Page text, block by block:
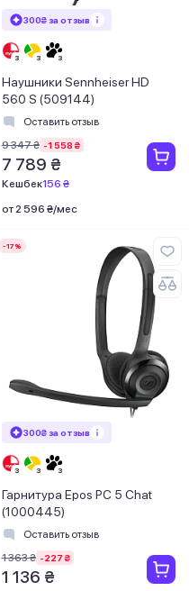
300₴ за отзыв
Наушники Sennheiser HD
560 S (509144)
Оставить отзыв
9 347 ₴ -1 558 ₴
7 789 ₴
Кешбек156 ₴
от 2 596 ₴/мес
-17%
300₴ за отзыв
Гарнитура Epos PC 5 Chat
(1000445)
Оставить отзыв
1 363 ₴ -227 ₴
1 136 ₴